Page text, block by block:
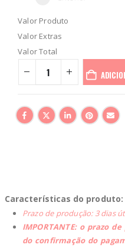
Valor Produto
Valor Extras
Valor Total
Características do produto:
Prazo de produção: 3 dias
IMPORTANTE: o prazo
do confirmação do